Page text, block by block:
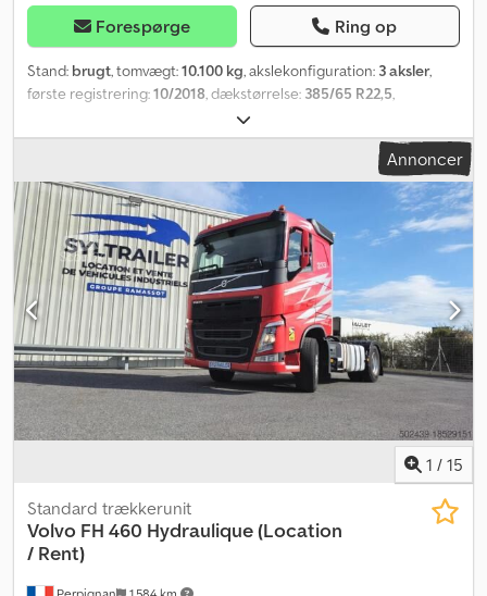
Forespørge Ring op
Stand: brugt, tomvægt:10.100 kg, akslekonfiguration: 3 aksler,
første registrering:10/2018 , dækstørrelse: 385/65 R22,5
bagklap med lift
kg, Dækstørrelse: 385/65 R22.5, 1. aksel: , 2. aksel: , 3. aksel: , Løftbar
aksel, Lift, 1x15-polet stik, Se et overblik over alle tilgængelige
køretøjer på vores hjemmeside. Har du brug for finansiering? Vi
tilbyder individuelle finansieringsløsninger, fuldservicekontrakter
og telematiktjenester. Vi rådgiver dig gerne personligt.
Dsdpfsztgppjx Aahokr
Annoncer
1 / 15
Standard trækkerunit
Volvo FH 460 Hydraulique (Location
/ Rent)